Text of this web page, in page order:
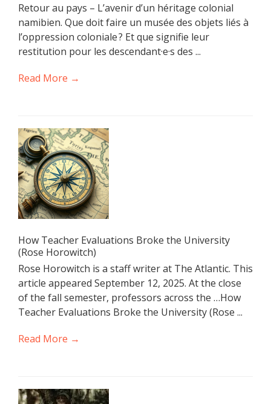
Retour au pays – L’avenir d’un héritage colonial
namibien. Que doit faire un musée des objets liés à
l’oppression coloniale ? Et que signifie leur
restitution pour les descendant·e·s des ...
Read More →
How Teacher Evaluations Broke the University
(Rose Horowitch)
Rose Horowitch is a staff writer at The Atlantic. This
article appeared September 12, 2025. At the close
of the fall semester, professors across the …How
Teacher Evaluations Broke the University (Rose ...
Read More →